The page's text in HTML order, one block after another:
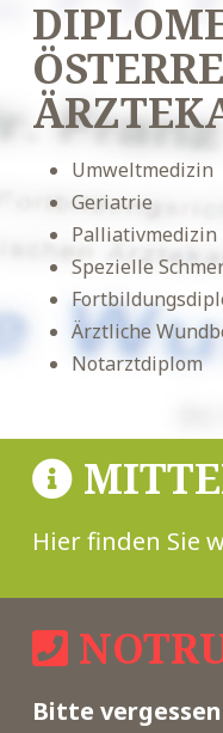
Umweltmedizin
Geriatrie
Palliativmedizin
Spezielle
Ärztliche
Notarztdiplom
Hier finden Sie
Bitte